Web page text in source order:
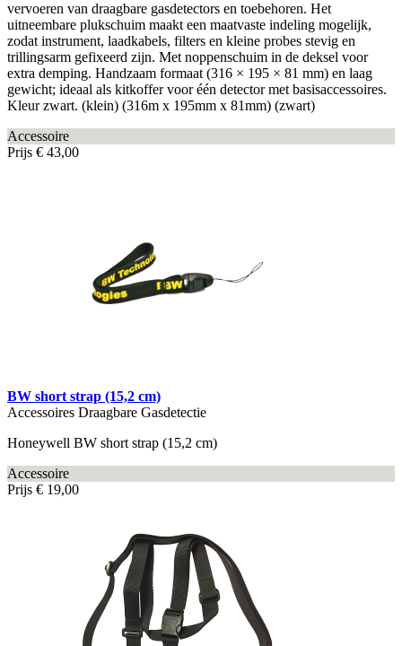
vervoeren van draagbare gasdetectors en toebehoren. Het
uitneembare plukschuim maakt een maatvaste indeling mogelijk,
zodat instrument, laadkabels, filters en kleine probes stevig en
trillingsarm gefixeerd zijn. Met noppenschuim in de deksel voor
extra demping. Handzaam formaat (316 × 195 × 81 mm) en laag
gewicht; ideaal als kitkoffer voor één detector met basisaccessoires.
Kleur zwart. (klein) (316m x 195mm x 81mm) (zwart)
Accessoire
Prijs € 43,00
BW short strap (15,2 cm)
Accessoires Draagbare Gasdetectie
Honeywell BW short strap (15,2 cm)
Accessoire
Prijs € 19,00